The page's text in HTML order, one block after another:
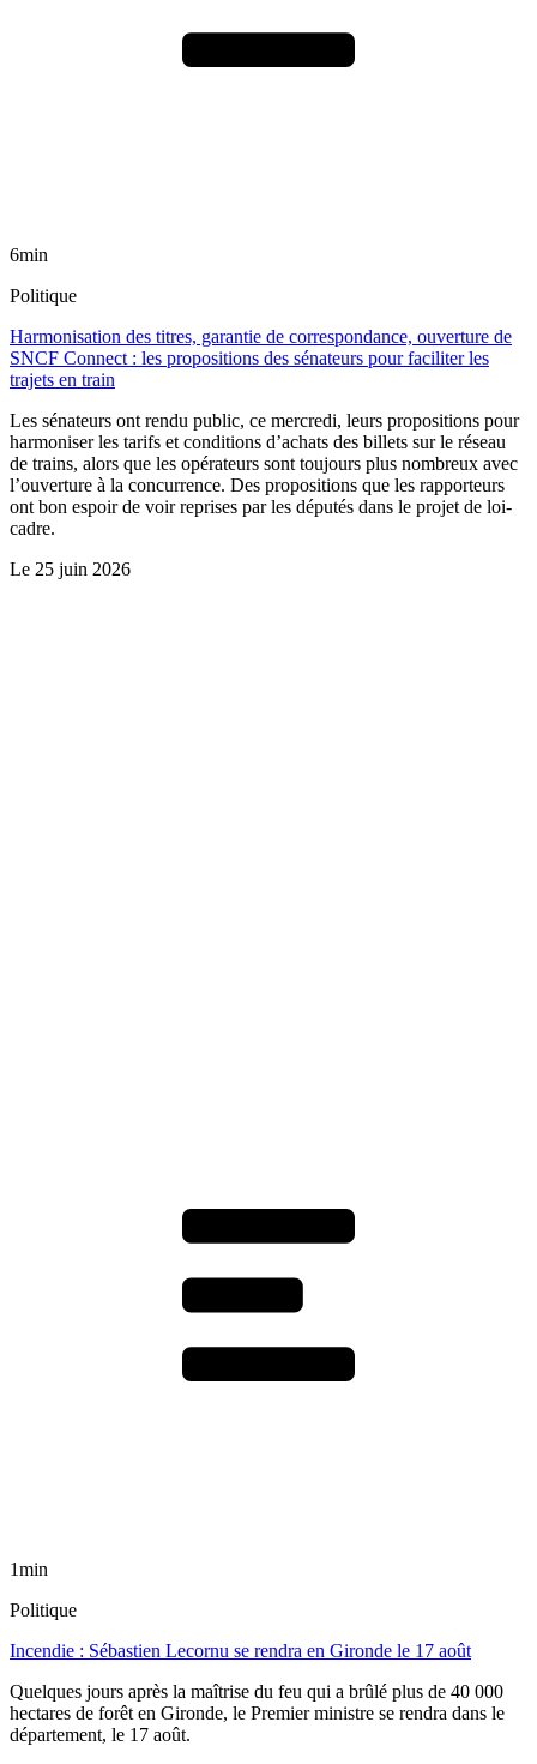
6min
Politique
Harmonisation des titres, garantie de correspondance, ouverture de
SNCF Connect : les propositions des sénateurs pour faciliter les
trajets en train
Les sénateurs ont rendu public, ce mercredi, leurs propositions pour
harmoniser les tarifs et conditions d’achats des billets sur le réseau
de trains, alors que les opérateurs sont toujours plus nombreux avec
l’ouverture à la concurrence. Des propositions que les rapporteurs
ont bon espoir de voir reprises par les députés dans le projet de loi-
cadre.
Le 25 juin 2026
1min
Politique
Incendie : Sébastien Lecornu se rendra en Gironde le 17 août
Quelques jours après la maîtrise du feu qui a brûlé plus de 40 000
hectares de forêt en Gironde, le Premier ministre se rendra dans le
département, le 17 août.